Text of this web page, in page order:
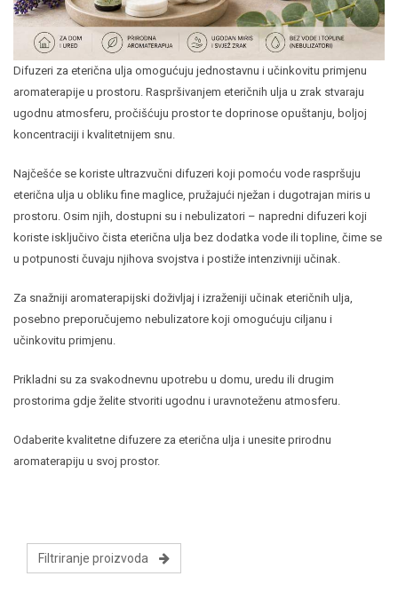
Difuzeri za eterična ulja omogućuju jednostavnu i učinkovitu primjenu
aromaterapije u prostoru. Raspršivanjem eteričnih ulja u zrak stvaraju
ugodnu atmosferu, pročišćuju prostor te doprinose opuštanju, boljoj
koncentraciji i kvalitetnijem snu.
Najčešće se koriste ultrazvučni difuzeri koji pomoću vode raspršuju
eterična ulja u obliku fine maglice, pružajući nježan i dugotrajan miris u
prostoru. Osim njih, dostupni su i nebulizatori – napredni difuzeri koji
koriste isključivo čista eterična ulja bez dodatka vode ili topline, čime se
u potpunosti čuvaju njihova svojstva i postiže intenzivniji učinak.
Za snažniji aromaterapijski doživljaj i izraženiji učinak eteričnih ulja,
posebno preporučujemo nebulizatore koji omogućuju ciljanu i
učinkovitu primjenu.
Prikladni su za svakodnevnu upotrebu u domu, uredu ili drugim
prostorima gdje želite stvoriti ugodnu i uravnoteženu atmosferu.
Odaberite kvalitetne difuzere za eterična ulja i unesite prirodnu
aromaterapiju u svoj prostor.
Filtriranje proizvoda